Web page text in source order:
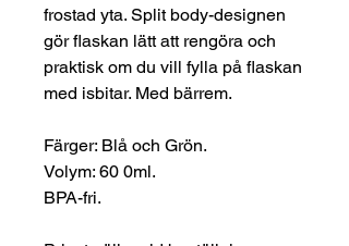
frostad yta. Split body-designen
gör flaskan lätt att rengöra och
praktisk om du vill fylla på flaskan
med isbitar. Med bärrem.
Färger: Blå och Grön.
Volym: 60 0ml.
BPA-fri.